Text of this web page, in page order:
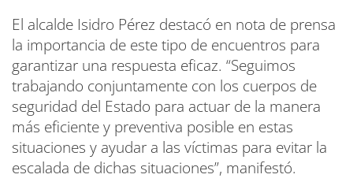
El alcalde Isidro Pérez destacó en nota de prensa
la importancia de este tipo de encuentros para
garantizar una respuesta eficaz. “Seguimos
trabajando conjuntamente con los cuerpos de
seguridad del Estado para actuar de la manera
más eficiente y preventiva posible en estas
situaciones y ayudar a las víctimas para evitar la
escalada de dichas situaciones”, manifestó.